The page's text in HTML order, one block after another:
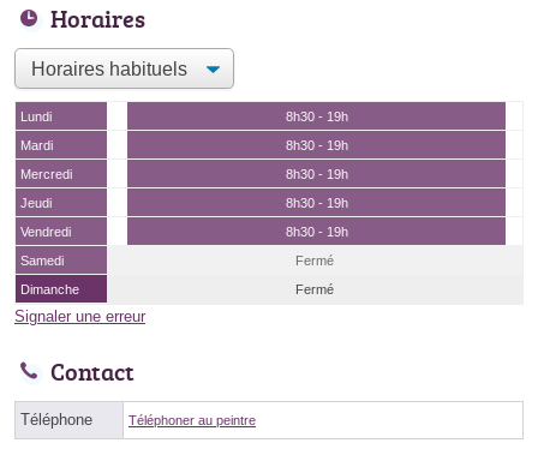
Horaires
Lundi
8h30 - 19h
Mardi
8h30 - 19h
Mercredi
8h30 - 19h
Jeudi
8h30 - 19h
Vendredi
8h30 - 19h
Samedi
Fermé
Dimanche
Fermé
Signaler une erreur
Contact
Téléphone Téléphoner au peintre